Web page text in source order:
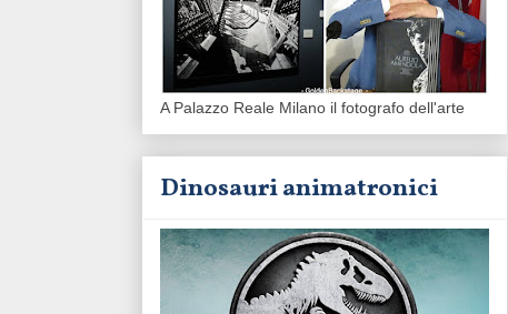
A Palazzo Reale Milano il fotografo dell'arte
Dinosauri animatronici